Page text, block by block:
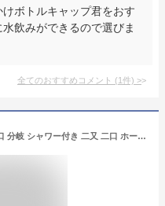
ボトルキャップ君をおす
飲みができるので選びま
全てのおすすめコメント (1件) >
蛇口コネクター 散水コネクタ 蛇口 分岐 シャワー付き 二又 二口 ホース 散水グッズ 便利 ホース つけたまま シャワー 方向切替 つまみ 便利グッズ アイデア商品 散水 水やり 洗車 犬 ガーデン ガーデニング エクステリア 切替簡単 カップリング付き ホース内スプリングあり